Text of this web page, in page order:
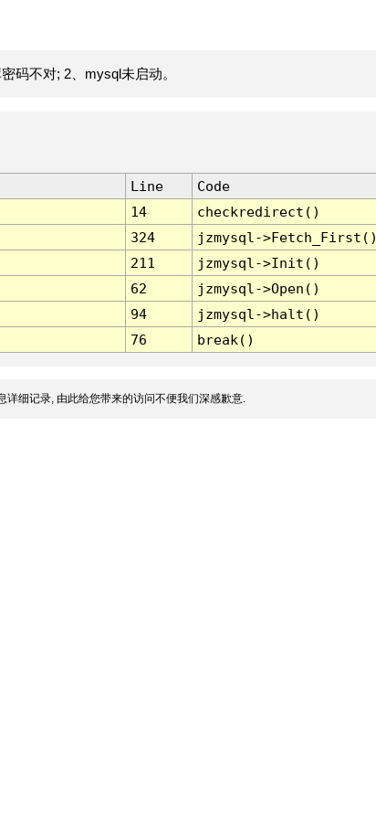
码不对; 2、mysql未启动。
Line
Code
14
checkredirect()
324
jzmysql-
211
jzmysql->Init()
62
jzmysql->Open()
94
jzmysql->halt()
76 break()
详细记录, 由此给您带来的访问不便我们深感歉意.